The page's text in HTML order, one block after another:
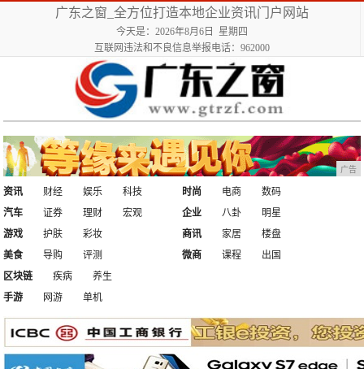
广东之窗_全方位打造本地企业资讯门户网站
今天是：2026年8月6日 星期四
互联网违法和不良信息举报电话：962000
广告
资讯 财经 娱乐
科技
汽车
证券 理财 宏观
时尚 电商
数码
企业
八卦
明星
游戏
护肤
彩妆
美食
导购 评测
商讯 家居
楼盘
微商
课程
出国
区块链
疾病
养生
手游
网游 单机